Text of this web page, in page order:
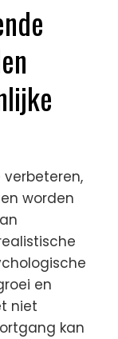
verbeteren,
worden
en
niet
kan